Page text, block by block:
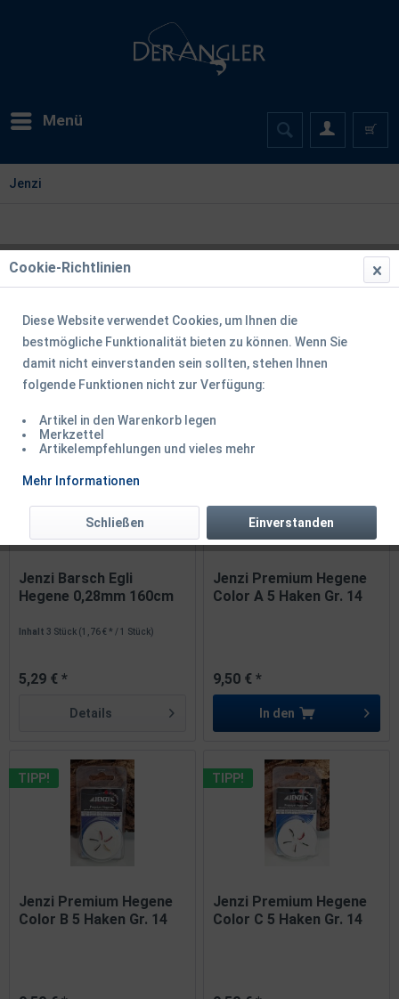
Menü
Jenzi
Filtern
TIPP!
Jenzi Barsch Egli
Hegene 0,28mm 160cm
Inhalt3 Stück (1,76 € * / 1 Stück)
5,29 € *
Details
TIPP!
Jenzi Premium Hegene
Color A 5 Haken Gr. 14
9,50 € *
In den
TIPP!
Jenzi Premium Hegene
Color B 5 Haken Gr. 14
TIPP!
Jenzi Premium Hegene
Color C 5 Haken Gr. 14
Cookie-Richtlinien
Diese Website verwendet Cookies, um Ihnen die
bestmögliche Funktionalität bieten zu können. Wenn Sie
damit nicht einverstanden sein sollten, stehen Ihnen
folgende Funktionen nicht zur Verfügung:
Artikel in den Warenkorb legen
Merkzettel
Artikelempfehlungen und vieles mehr
Mehr Informationen
Einverstanden
Schließen